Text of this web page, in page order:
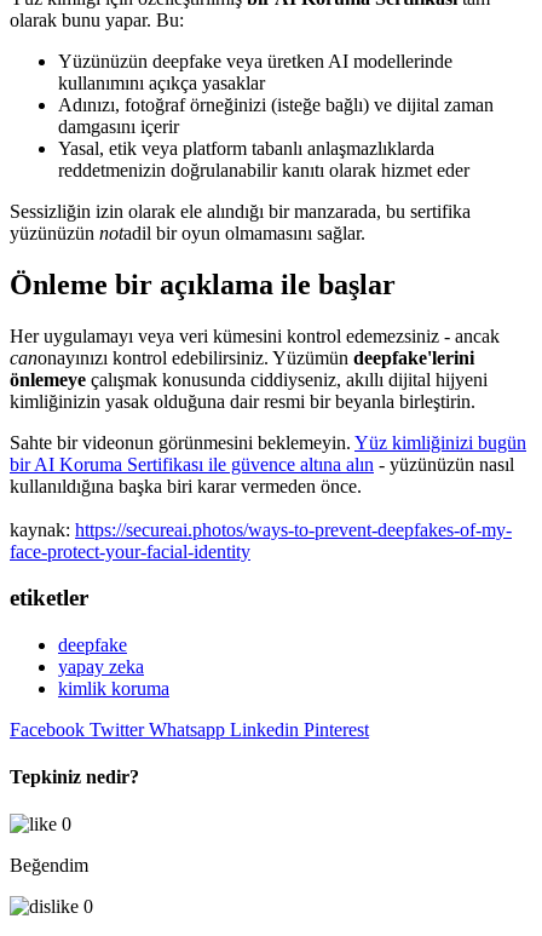
olarak bunu yapar. Bu:
Yüzünüzün deepfake veya üretken AI modellerinde
kullanımını açıkça yasaklar
Adınızı, fotoğraf örneğinizi (isteğe bağlı) ve dijital zaman
damgasını içerir
Yasal, etik veya platform tabanlı anlaşmazlıklarda
reddetmenizin doğrulanabilir kanıtı olarak hizmet eder
Sessizliğin izin olarak ele alındığı bir manzarada, bu sertifika
yüzünüzün notadil bir oyun olmamasını sağlar.
Önleme bir açıklama ile başlar
Her uygulamayı veya veri kümesini kontrol edemezsiniz - ancak
canonayınızı kontrol edebilirsiniz. Yüzümün deepfake'lerini
önlemeye çalışmak konusunda ciddiyseniz, akıllı dijital hijyeni
kimliğinizin yasak olduğuna dair resmi bir beyanla birleştirin.
Sahte bir videonun görünmesini beklemeyin. Yüz kimliğinizi bugün
bir AI Koruma Sertifikası ile güvence altına alın - yüzünüzün nasıl
kullanıldığına başka biri karar vermeden önce.
kaynak: https://secureai.photos/ways-to-prevent-deepfakes-of-my-
face-protect-your-facial-identity
etiketler
deepfake
yapay zeka
kimlik koruma
Facebook Twitter Whatsapp Linkedin Pinterest
Tepkiniz nedir?
0
Beğendim
0